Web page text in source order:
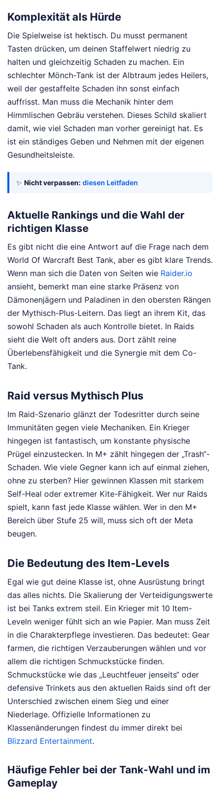
Komplexität als Hürde
Die Spielweise ist hektisch. Du musst permanent
Tasten drücken, um deinen Staffelwert niedrig zu
halten und gleichzeitig Schaden zu machen. Ein
schlechter Mönch-Tank ist der Albtraum jedes Heilers,
weil der gestaffelte Schaden ihn sonst einfach
auffrisst. Man muss die Mechanik hinter dem
Himmlischen Gebräu verstehen. Dieses Schild skaliert
damit, wie viel Schaden man vorher gereinigt hat. Es
ist ein ständiges Geben und Nehmen mit der eigenen
Gesundheitsleiste.
✨ Nicht verpassen: diesen Leitfaden
Aktuelle Rankings und die Wahl der
richtigen Klasse
Es gibt nicht die eine Antwort auf die Frage nach dem
World Of Warcraft Best Tank, aber es gibt klare Trends.
Wenn man sich die Daten von Seiten wie Raider.io
ansieht, bemerkt man eine starke Präsenz von
Dämonenjägern und Paladinen in den obersten Rängen
der Mythisch-Plus-Leitern. Das liegt an ihrem Kit, das
sowohl Schaden als auch Kontrolle bietet. In Raids
sieht die Welt oft anders aus. Dort zählt reine
Überlebensfähigkeit und die Synergie mit dem Co-
Tank.
Raid versus Mythisch Plus
Im Raid-Szenario glänzt der Todesritter durch seine
Immunitäten gegen viele Mechaniken. Ein Krieger
hingegen ist fantastisch, um konstante physische
Prügel einzustecken. In M+ zählt hingegen der „Trash“-
Schaden. Wie viele Gegner kann ich auf einmal ziehen,
ohne zu sterben? Hier gewinnen Klassen mit starkem
Self-Heal oder extremer Kite-Fähigkeit. Wer nur Raids
spielt, kann fast jede Klasse wählen. Wer in den M+
Bereich über Stufe 25 will, muss sich oft der Meta
beugen.
Die Bedeutung des Item-Levels
Egal wie gut deine Klasse ist, ohne Ausrüstung bringt
das alles nichts. Die Skalierung der Verteidigungswerte
ist bei Tanks extrem steil. Ein Krieger mit 10 Item-
Leveln weniger fühlt sich an wie Papier. Man muss Zeit
in die Charakterpflege investieren. Das bedeutet: Gear
farmen, die richtigen Verzauberungen wählen und vor
allem die richtigen Schmuckstücke finden.
Schmuckstücke wie das „Leuchtfeuer jenseits“ oder
defensive Trinkets aus den aktuellen Raids sind oft der
Unterschied zwischen einem Sieg und einer
Niederlage. Offizielle Informationen zu
Klassenänderungen findest du immer direkt bei
Blizzard Entertainment.
Häufige Fehler bei der Tank-Wahl und im
Gameplay